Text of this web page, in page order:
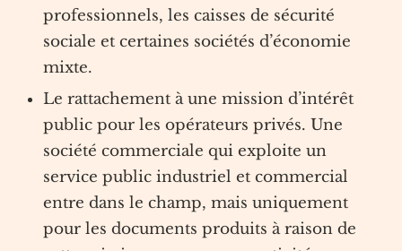
professionnels, les caisses de sécurité
sociale et certaines sociétés d’économie
mixte.
Le rattachement à une mission d’intérêt
public pour les opérateurs privés. Une
société commerciale qui exploite un
service public industriel et commercial
entre dans le champ, mais uniquement
pour les documents produits à raison de